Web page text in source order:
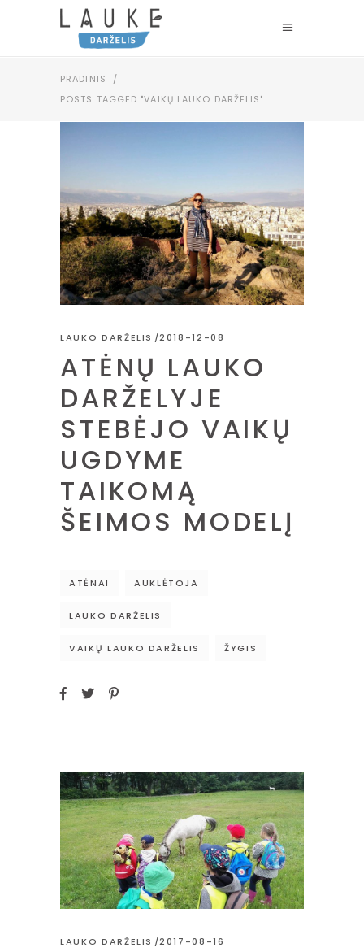
PRADINIS
/
POSTS TAGGED "VAIKŲ LAUKO DARŽELIS"
LAUKO DARŽELIS 2018-12-08
ATĖNŲ LAUKO
DARŽELYJE
STEBĖJO VAIKŲ
UGDYME
TAIKOMĄ
ŠEIMOS MODELĮ
ATĖNAI AUKLĖTOJA
LAUKO DARŽELIS
VAIKŲ LAUKO DARŽELIS ŽYGIS
LAUKO DARŽELIS 2017-08-16